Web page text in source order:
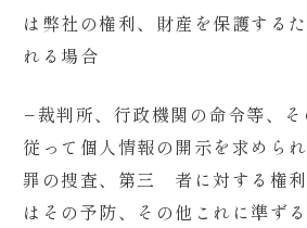
は弊社の権利、財産を保護する
れる場合
−裁判所、行政機関の命令等、
従って個人情報の開示を求めら
罪の捜査、第三 者に対する権利
はその予防、その他これに準ず